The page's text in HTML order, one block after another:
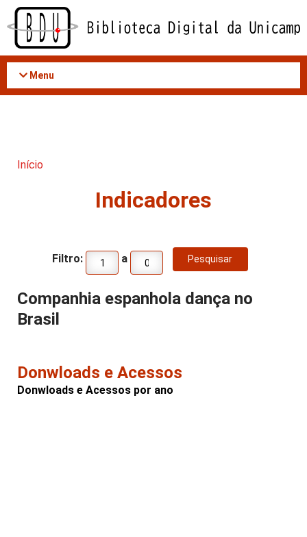
Acessar
conteúdo
Menu
Início
Indicadores
Filtro: a
Companhia espanhola dança no
Brasil
Donwloads e Acessos
Donwloads e Acessos por ano